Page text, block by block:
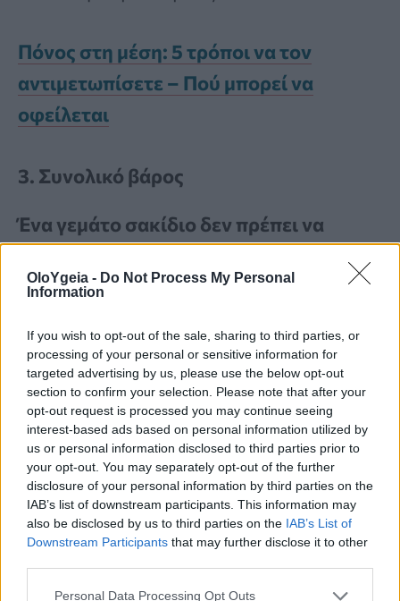
OloYgeia - Do Not Process My Personal
Information
If you wish to opt-out of the sale, sharing to third parties, or
processing of your personal or sensitive information for
targeted advertising by us, please use the below opt-out
section to confirm your selection. Please note that after your
opt-out request is processed you may continue seeing
interest-based ads based on personal information utilized by
us or personal information disclosed to third parties prior to
your opt-out. You may separately opt-out of the further
disclosure of your personal information by third parties on the
IAB’s list of downstream participants. This information may
also be disclosed by us to third parties on the IAB’s List of
Downstream Participants that may further disclose it to other
Personal Data Processing Opt Outs
Πόνος στη μέση: 5 τρόποι να τον
αντιμετωπίσετε – Πού μπορεί να
οφείλεται
3. Συνολικό βάρος
Ένα γεμάτο σακίδιο δεν πρέπει να
βάρους του παιδιού. Εάν ο μαθητής
μέγιστο βάρος που θα πρέπει να
κουβαλά με το σακίδιο πλάτης είναι 4
κιλά. Οι γονείς θα πρέπει να διδάσκουν
στα παιδιά:
πώς να γεμίζουν το σακίδιό τους,
ώστε το βάρος να κατανέμεται
σωστά (χρησιμοποιώντας κάθε